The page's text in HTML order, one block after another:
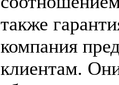
также
компания
клиентам.